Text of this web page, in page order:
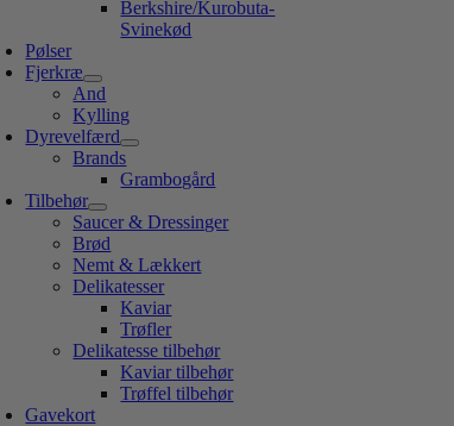
Berkshire/Kurobuta-
Svinekød
Pølser
Fjerkræ
And
Kylling
Dyrevelfærd
Brands
Grambogård
Tilbehør
Saucer & Dressinger
Brød
Nemt & Lækkert
Delikatesser
Kaviar
Trøfler
Delikatesse tilbehør
Kaviar tilbehør
Trøffel tilbehør
Gavekort